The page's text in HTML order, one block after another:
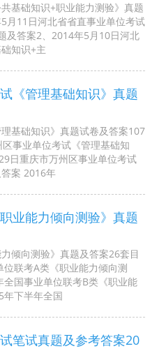
基础知识+职业能力测验》真题
月11日河北省省直事业单位考试
及答案2、2014年5月10日河北
知识+主
《管理基础知识》真题
基础知识》真题试卷及答案107
事业单位考试《管理基础知
日重庆市万州区事业单位考试
答案 2016年
业能力倾向测验》真题
倾向测验》真题及答案26套目
联考A类《职业能力倾向测
国事业单位联考B类《职业能
年下半年全国
笔试真题及参考答案20